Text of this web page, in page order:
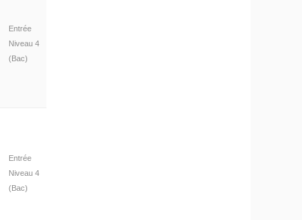
Entrée
Niveau 4
(Bac)
Entrée
Niveau 4
(Bac)